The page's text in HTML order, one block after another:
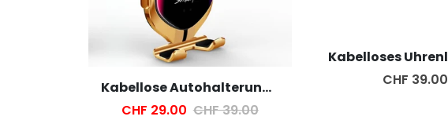
Kabellose Autohalterung und Ladegerät
CHF 29.00 CHF 39.00
CHF 39.00